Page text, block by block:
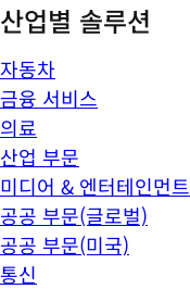
산업별 솔루션
자동차
금융 서비스
의료
산업 부문
미디어 & 엔터테인먼트
공공 부문(글로벌)
공공 부문(미국)
통신